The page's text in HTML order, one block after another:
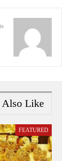
Like
FEATURED